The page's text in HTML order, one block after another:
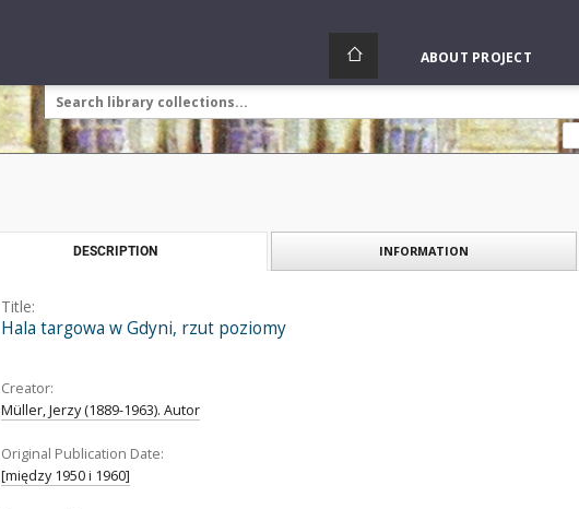
ABOUT PROJECT
DESCRIPTION INFORMATION
Title:
Hala targowa w Gdyni, rzut poziomy
Creator:
Müller, Jerzy (1889-1963). Autor
Original Publication Date:
[między 1950 i 1960]